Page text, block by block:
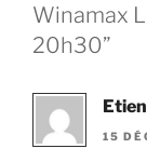
Winamax
20h30”
15